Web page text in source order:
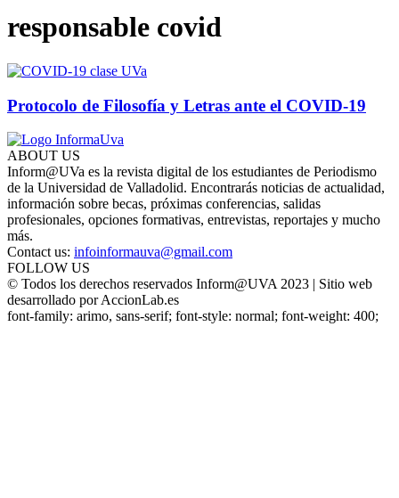
responsable covid
Protocolo de Filosofía y Letras ante el COVID-19
ABOUT US
Inform@UVa es la revista digital de los estudiantes de Periodismo
de la Universidad de Valladolid. Encontrarás noticias de actualidad,
información sobre becas, próximas conferencias, salidas
profesionales, opciones formativas, entrevistas, reportajes y mucho
más.
Contact us: infoinformauva@gmail.com
FOLLOW US
© Todos los derechos reservados Inform@UVA 2023 | Sitio web
desarrollado por AccionLab.es
font-family: arimo, sans-serif; font-style: normal; font-weight: 400;